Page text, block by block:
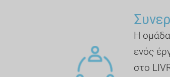
Η ομάδα
ενός
στο